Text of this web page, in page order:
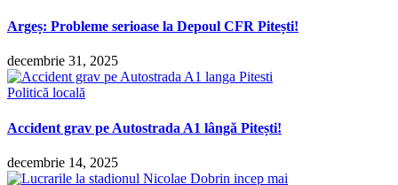
Argeș: Probleme serioase la Depoul CFR Pitești!
decembrie 31, 2025
Politică locală
Accident grav pe Autostrada A1 lângă Pitești!
decembrie 14, 2025